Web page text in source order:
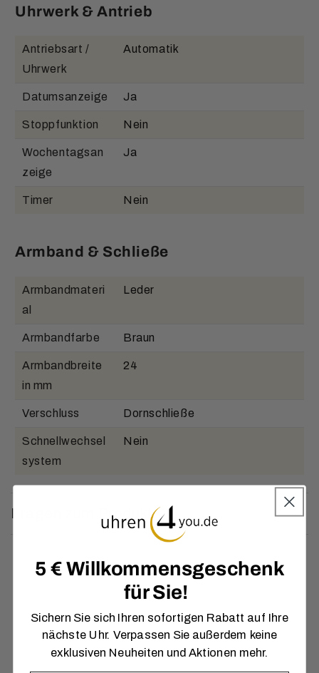
Uhrwerk & Antrieb
Antriebsart /
Uhrwerk
Automatik
Datumsanzeige Ja
Stoppfunktion Nein
Wochentagsan
zeige
Ja
Timer Nein
Armband & Schließe
Armbandmateri
al
Leder
Armbandfarbe Braun
Armbandbreite
in mm
24
Verschluss Dornschließe
Schnellwechsel
system
Nein
Fragen zum Produkt
5 € Willkommensgeschenk
für Sie!
Sichern Sie sich Ihren sofortigen Rabatt auf Ihre
nächste Uhr. Verpassen Sie außerdem keine
exklusiven Neuheiten und Aktionen mehr.